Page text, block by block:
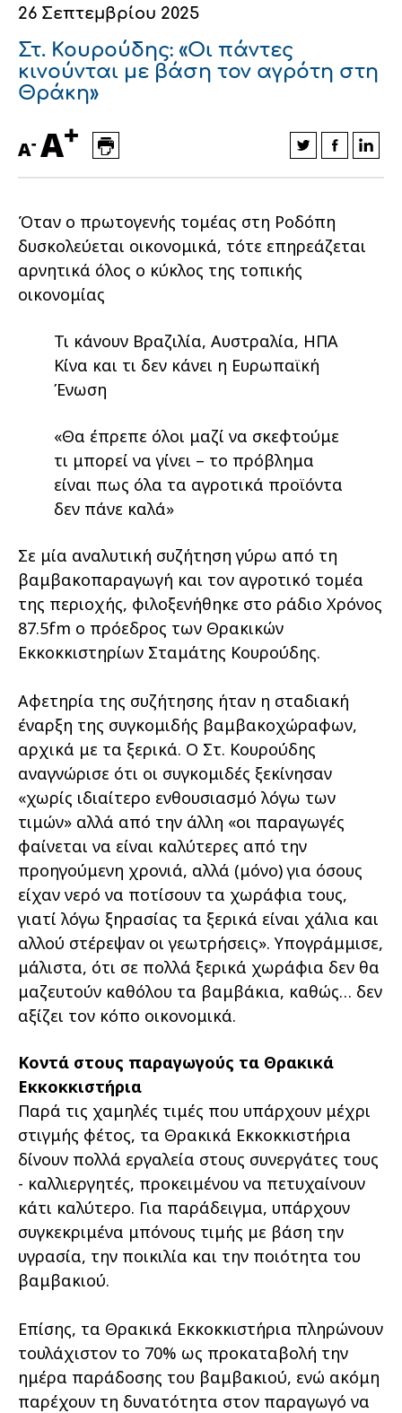
Οικονομικά στοιχεία
Εταιρική δομή
Καινοτομία
Εκδηλώσεις
Πως θα μας βρείτε
ΑΚΟΛΟΥΘΗΣΤΕ ΜΑΣ
Εξαγωγές
Συνέδρια
Πως θα μας βρείτε
ΑΚΟΛΟΥΘΗΣΤΕ ΜΑΣ
Ευφυής γεωργία
Συμβουλευτική στο χωράφι
Εκκόκκιση για λογαριασμό του
παραγωγού
Ιατρικές υπηρεσίες
Πως θα μας βρείτε
ΑΚΟΛΟΥΘΗΣΤΕ ΜΑΣ
Αλυσίδα βάμβακος
Πως θα μας βρείτε
ΑΚΟΛΟΥΘΗΣΤΕ ΜΑΣ
Κλωστοϋφαντουργία - Ένδυση
Εταιρικά νέα
Πως θα μας βρείτε
ΑΚΟΛΟΥΘΗΣΤΕ ΜΑΣ
Πως θα μας βρείτε
ΑΚΟΛΟΥΘΗΣΤΕ ΜΑΣ
26 Σεπτεμβρίου 2025
Στ. Κουρούδης: «Οι πάντες
κινούνται με βάση τον αγρότη στη
Θράκη»
A- A+
Όταν ο πρωτογενής τομέας στη Ροδόπη
δυσκολεύεται οικονομικά, τότε επηρεάζεται
αρνητικά όλος ο κύκλος της τοπικής
οικονομίας
Τι κάνουν Βραζιλία, Αυστραλία, ΗΠΑ
Κίνα και τι δεν κάνει η Ευρωπαϊκή
Ένωση
«Θα έπρεπε όλοι μαζί να σκεφτούμε
τι μπορεί να γίνει – το πρόβλημα
είναι πως όλα τα αγροτικά προϊόντα
δεν πάνε καλά»
Σε μία αναλυτική συζήτηση γύρω από τη
βαμβακοπαραγωγή και τον αγροτικό τομέα
της περιοχής, φιλοξενήθηκε στο ράδιο Χρόνος
87.5fm ο πρόεδρος των Θρακικών
Εκκοκκιστηρίων Σταμάτης Κουρούδης.
Αφετηρία της συζήτησης ήταν η σταδιακή
έναρξη της συγκομιδής βαμβακοχώραφων,
αρχικά με τα ξερικά. Ο Στ. Κουρούδης
αναγνώρισε ότι οι συγκομιδές ξεκίνησαν
«χωρίς ιδιαίτερο ενθουσιασμό λόγω των
τιμών» αλλά από την άλλη «οι παραγωγές
φαίνεται να είναι καλύτερες από την
προηγούμενη χρονιά, αλλά (μόνο) για όσους
είχαν νερό να ποτίσουν τα χωράφια τους,
γιατί λόγω ξηρασίας τα ξερικά είναι χάλια και
αλλού στέρεψαν οι γεωτρήσεις». Υπογράμμισε,
μάλιστα, ότι σε πολλά ξερικά χωράφια δεν θα
μαζευτούν καθόλου τα βαμβάκια, καθώς… δεν
αξίζει τον κόπο οικονομικά.
Κοντά στους παραγωγούς τα Θρακικά
Εκκοκκιστήρια
Παρά τις χαμηλές τιμές που υπάρχουν μέχρι
στιγμής φέτος, τα Θρακικά Εκκοκκιστήρια
δίνουν πολλά εργαλεία στους συνεργάτες τους
- καλλιεργητές, προκειμένου να πετυχαίνουν
κάτι καλύτερο. Για παράδειγμα, υπάρχουν
συγκεκριμένα μπόνους τιμής με βάση την
υγρασία, την ποικιλία και την ποιότητα του
βαμβακιού.
Επίσης, τα Θρακικά Εκκοκκιστήρια πληρώνουν
τουλάχιστον το 70% ως προκαταβολή την
ημέρα παράδοσης του βαμβακιού, ενώ ακόμη
παρέχουν τη δυνατότητα στον παραγωγό να